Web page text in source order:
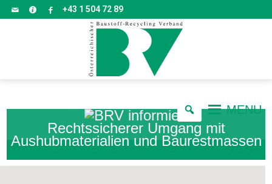
+43 1 504 72 89
MENU
Rechtssicherer Umgang mit
Aushubmaterialien und Baurestmassen